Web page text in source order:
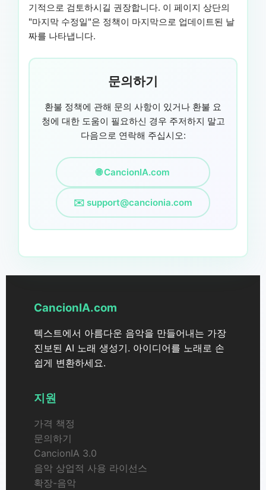
기적으로 검토하시길 권장합니다. 이 페이지 상단의
"마지막 수정일"은 정책이 마지막으로 업데이트된 날
짜를 나타냅니다.
문의하기
환불 정책에 관해 문의 사항이 있거나 환불 요
청에 대한 도움이 필요하신 경우 주저하지 말고
다음으로 연락해 주십시오:
🌐 CancionIA.com
✉️ support@cancionia.com
CancionIA.com
텍스트에서 아름다운 음악을 만들어내는 가장
진보된 AI 노래 생성기. 아이디어를 노래로 손
쉽게 변환하세요.
지원
가격 책정
문의하기
CancionIA 3.0
음악 상업적 사용 라이선스
확장-음악